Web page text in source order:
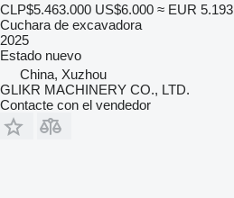
CLP$5.463.000 US$6.000 ≈ EUR 5.193
Cuchara de excavadora
2025
Estado nuevo
China, Xuzhou
GLIKR MACHINERY CO., LTD.
Contacte con el vendedor